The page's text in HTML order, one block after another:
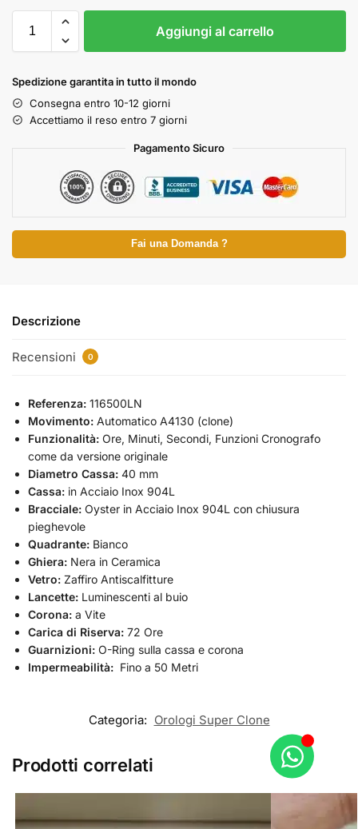
Aggiungi al carrello
Spedizione garantita in tutto il mondo
Consegna entro 10-12 giorni
Accettiamo il reso entro 7 giorni
Pagamento Sicuro
Fai una Domanda ?
Descrizione
Recensioni 0
Referenza: 116500LN
Movimento: Automatico A4130 (clone)
Funzionalità: Ore, Minuti, Secondi, Funzioni Cronografo
come da versione originale
Diametro Cassa: 40 mm
Cassa: in Acciaio Inox 904L
Bracciale: Oyster in Acciaio Inox 904L con chiusura
pieghevole
Quadrante: Bianco
Ghiera: Nera in Ceramica
Vetro: Zaffiro Antiscalfitture
Lancette: Luminescenti al buio
Corona: a Vite
Carica di Riserva: 72 Ore
Guarnizioni: O-Ring sulla cassa e corona
Impermeabilità: Fino a 50 Metri
Categoria: Orologi Super Clone
Prodotti correlati